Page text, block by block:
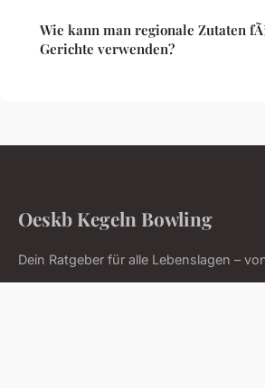
Wie kann man regionale Zutaten
Gerichte verwenden?
Oeskb Kegeln Bowling
Dein Ratgeber für alle Lebenslagen –